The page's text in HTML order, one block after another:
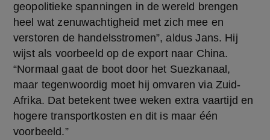
geopolitieke spanningen in de wereld brengen
heel wat zenuwachtigheid met zich mee en
verstoren de handelsstromen”, aldus Jans. Hij
wijst als voorbeeld op de export naar China.
“Normaal gaat de boot door het Suezkanaal,
maar tegenwoordig moet hij omvaren via Zuid-
Afrika. Dat betekent twee weken extra vaartijd en
hogere transportkosten en dit is maar één
voorbeeld.”